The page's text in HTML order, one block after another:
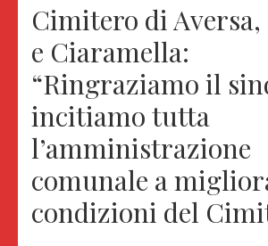
Cimitero di
e Ciaramella:
“Ringraziamo il
incitiamo tutta
l’amministrazione
comunale a
condizioni del